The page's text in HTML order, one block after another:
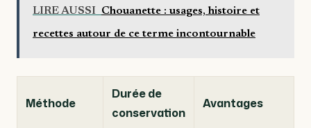
LIRE AUSSI Chouanette : usages, histoire et
recettes autour de ce terme incontournable
Méthode
Durée de
conservation
Avantages